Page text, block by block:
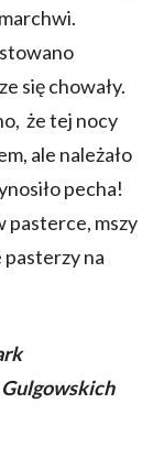
się chowały.
że tej nocy
ale należało
pecha!
pasterce, mszy
na